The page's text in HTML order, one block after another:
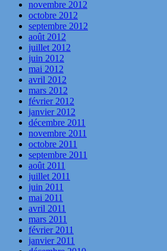
novembre 2012
octobre 2012
septembre 2012
août 2012
juillet 2012
juin 2012
mai 2012
avril 2012
mars 2012
février 2012
janvier 2012
décembre 2011
novembre 2011
octobre 2011
septembre 2011
août 2011
juillet 2011
juin 2011
mai 2011
avril 2011
mars 2011
février 2011
janvier 2011